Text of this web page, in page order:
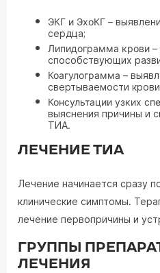
ЭКГ и ЭхоКГ –
сердца;
Липидограмма крови –
способствующих
Коагулограмма –
свертываемости
Консультации узких
выяснения причины и
ТИА.
ЛЕЧЕНИЕ ТИА
Лечение начинается сразу
клинические симптомы.
лечение первопричины и
ГРУППЫ
ЛЕЧЕНИЯ